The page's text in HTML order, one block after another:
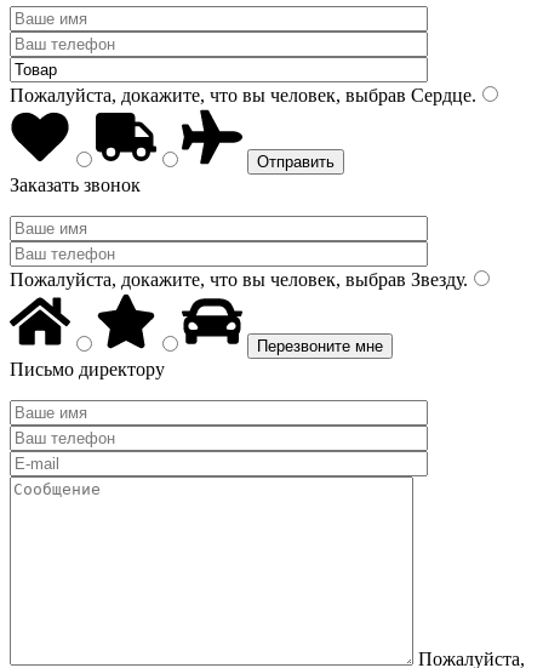
Пожалуйста, докажите, что вы человек, выбрав Сердце.
Заказать звонок
Пожалуйста, докажите, что вы человек, выбрав Звезду.
Письмо директору
Пожалуйста,